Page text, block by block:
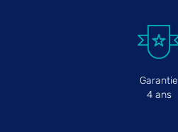
Garantie
4 ans